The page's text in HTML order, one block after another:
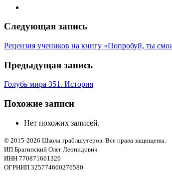
Следующая запись
Рецензия учеников на книгу «Попробуй, ты
Предыдущая запись
Голубь мира 351. История
Похожие записи
Нет похожих записей.
© 2015-2026 Школа траблшутеров. Все права защищены.
ИП Брагинский Олег Леонидович
ИНН 770871661320
ОГРНИП 325774600276580